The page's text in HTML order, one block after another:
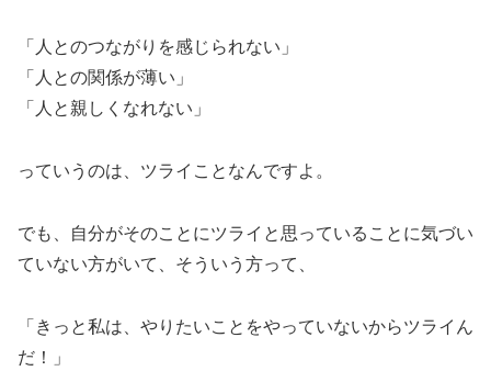
「人とのつながりを感じられない」
「人との関係が薄い」
「人と親しくなれない」
っていうのは、ツライことなんですよ。
でも、自分がそのことにツライと思っていることに気づい
ていない方がいて、そういう方って、
「きっと私は、やりたいことをやっていないからツライん
だ！」